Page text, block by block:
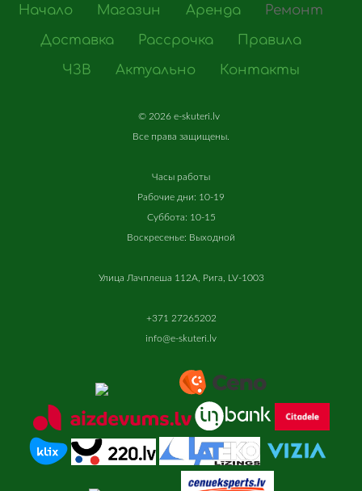
Начало Магазин Аренда
Ремонт
Доставка
Рассрочка
Правила
ЧЗВ
Актуально Контакты
©2026 e-skuteri.lv
Все права защищены.
Часы работы
Рабочие дни: 10-19
Суббота: 10-15
Воскресенье: Выходной
Улица Лачплеша 112A, Рига, LV-1003
+371 27265202
info@e-skuteri.lv